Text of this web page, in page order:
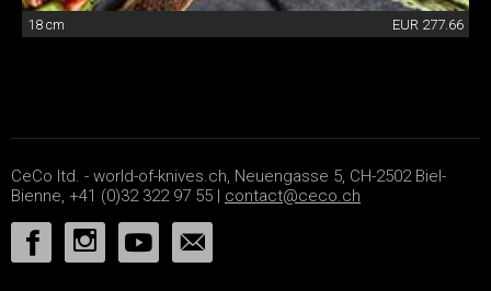
18 cm EUR 277.66
CeCo ltd. - world-of-knives.ch, Neuengasse 5, CH-2502 Biel-
Bienne, +41 (0)32 322 97 55 | contact@ceco.ch